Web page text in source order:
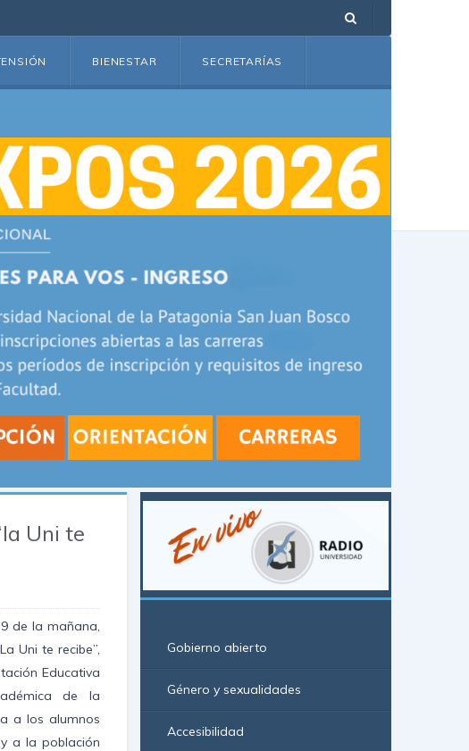
BIENESTAR SECRETARÍAS
Uni te
de la mañana,
Uni te recibe”,
Educativa
de la
a los alumnos
a la población
Gobierno abierto
Género y sexualidades
Accesibilidad